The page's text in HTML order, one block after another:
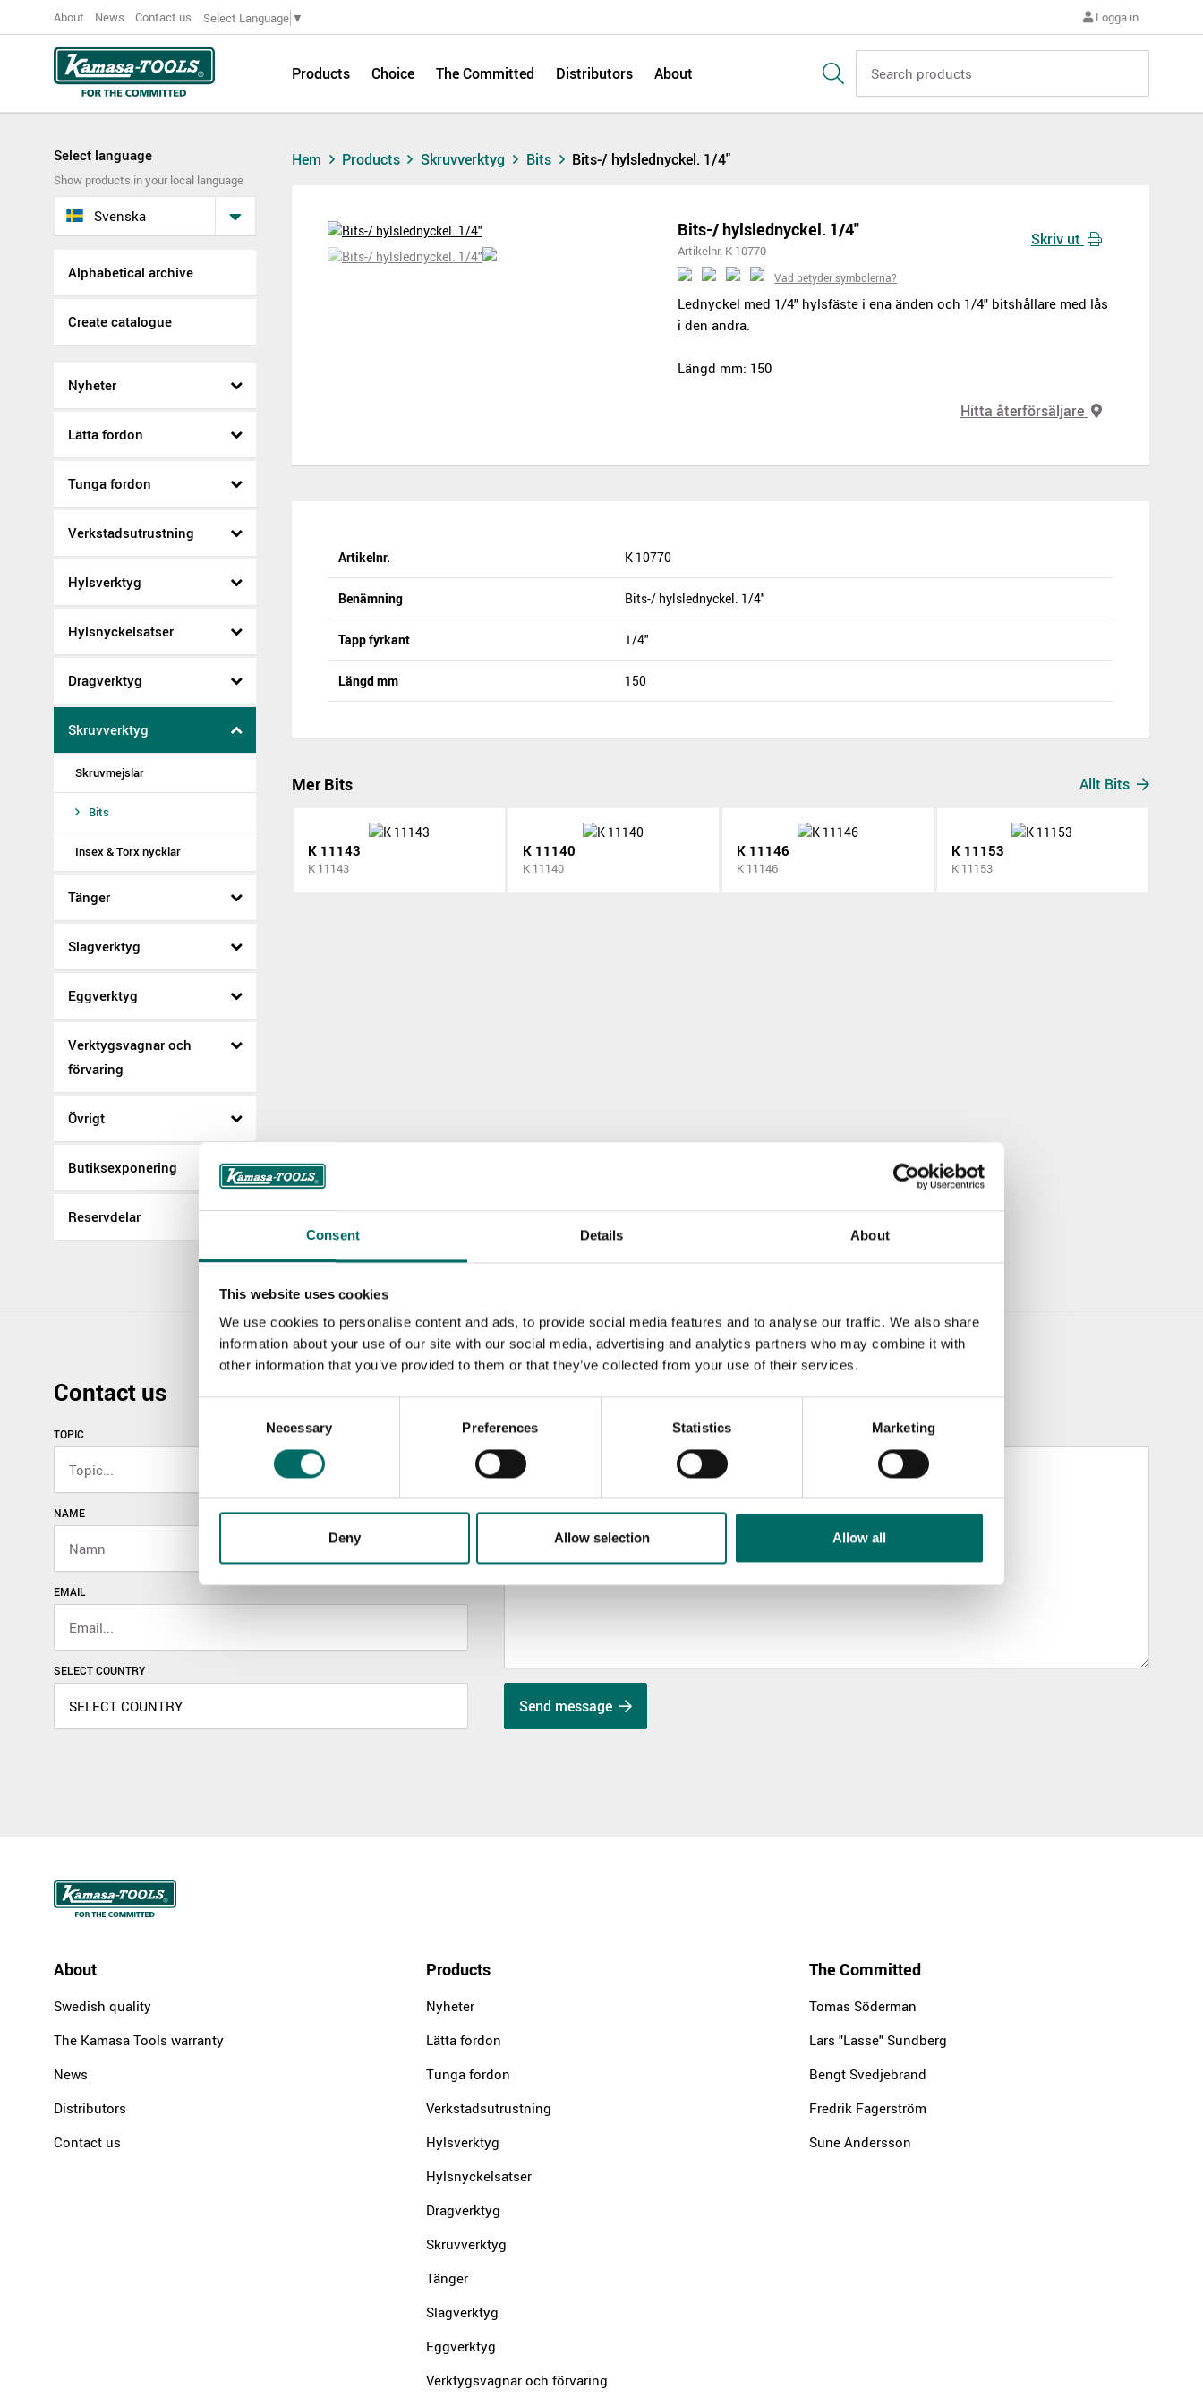
Consent Details About
This website uses cookies
We use cookies to personalise content and ads, to provide social media features and to analyse our traffic. We also share
information about your use of our site with our social media, advertising and analytics partners who may combine it with
other information that you’ve provided to them or that they’ve collected from your use of their services.
Necessary Preferences Statistics Marketing
Deny Allow selection Allow all
About News Contact us Select Language ▼ Logga in
Products Choice The Committed Distributors About
Select language
Show products in your local language
Svenska
Alphabetical archive
Create catalogue
Nyheter
Lätta fordon
Tunga fordon
Verkstadsutrustning
Hylsverktyg
Hylsnyckelsatser
Dragverktyg
Skruvverktyg
Skruvmejslar
Bits
Insex & Torx nycklar
Tänger
Slagverktyg
Eggverktyg
Verktygsvagnar och
förvaring
Övrigt
Butiksexponering
Reservdelar
Hem Products Skruvverktyg Bits Bits-/ hylslednyckel. 1/4"
Bits-/ hylslednyckel. 1/4"
Artikelnr. K 10770
Vad betyder symbolerna?
Lednyckel med 1/4" hylsfäste i ena änden och 1/4" bitshållare med lås
i den andra.
Längd mm: 150
Skriv ut
Hitta återförsäljare
Artikelnr. K 10770
Benämning Bits-/ hylslednyckel. 1/4"
Tapp fyrkant 1/4"
Längd mm 150
Mer Bits Allt Bits
K 11143
K 11143
K 11140
K 11140
K 11146
K 11146
K 11153
K 11153
Contact us
TOPIC
NAME
EMAIL
SELECT COUNTRY
MESSAGE (written in english)
Send message
About
Swedish quality
The Kamasa Tools warranty
News
Distributors
Contact us
Products
Nyheter
Lätta fordon
Tunga fordon
Verkstadsutrustning
Hylsverktyg
Hylsnyckelsatser
Dragverktyg
Skruvverktyg
Tänger
Slagverktyg
Eggverktyg
Verktygsvagnar och förvaring
The Committed
Tomas Söderman
Lars "Lasse" Sundberg
Bengt Svedjebrand
Fredrik Fagerström
Sune Andersson